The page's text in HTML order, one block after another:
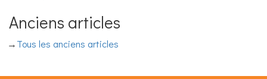
Anciens articles
Tous les anciens articles